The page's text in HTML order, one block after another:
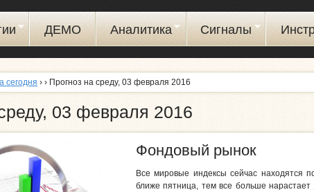
ДЕМО Аналитика Сигналы
сегодня › › Прогноз на среду, 03 февраля 2016
03 февраля 2016
Фондовый рынок
Все мировые индексы сейчас находятся
ближе пятница, тем все больше